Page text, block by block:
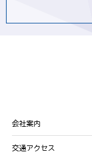
会社案内
交通アクセス